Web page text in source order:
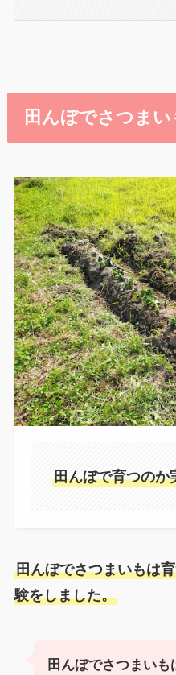
田んぼでさつま
田んぼで育つのか
田んぼでさつまいもは
験をしました。
田んぼでさつまいも